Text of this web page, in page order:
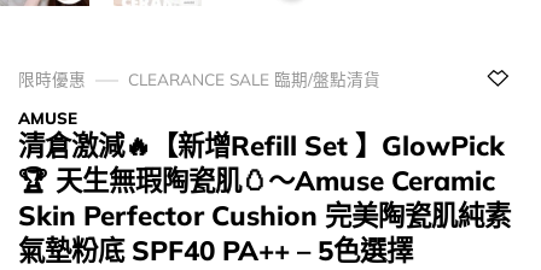
限時優惠
CLEARANCE SALE 臨期/盤點清貨
AMUSE
清倉激減🔥【新增Refill Set 】GlowPick
🏆 天生無瑕陶瓷肌🥚～Amuse Ceramic
Skin Perfector Cushion 完美陶瓷肌純素
氣墊粉底 SPF40 PA++ – 5色選擇